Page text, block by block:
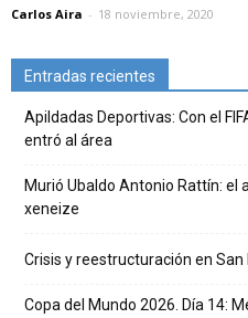
Carlos Aira - 18 noviembre, 2020
Entradas recientes
Apildadas Deportivas: Con el
entró al área
Murió Ubaldo Antonio Rattín: el
xeneize
Crisis y reestructuración en San
Copa del Mundo 2026. Día 14: